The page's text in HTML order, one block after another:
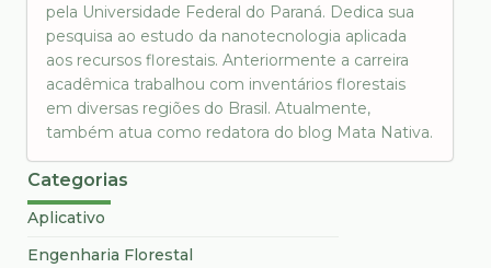
pela Universidade Federal do Paraná. Dedica sua
pesquisa ao estudo da nanotecnologia aplicada
aos recursos florestais. Anteriormente a carreira
acadêmica trabalhou com inventários florestais
em diversas regiões do Brasil. Atualmente,
também atua como redatora do blog Mata Nativa.
Categorias
Aplicativo
Engenharia Florestal